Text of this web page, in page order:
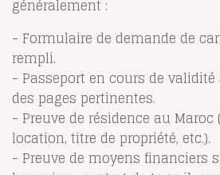
généralement :
- Formulaire de demande de
rempli.
- Passeport en cours de
des pages pertinentes.
- Preuve de résidence au Maroc
location, titre de propriété, etc.).
- Preuve de moyens financiers